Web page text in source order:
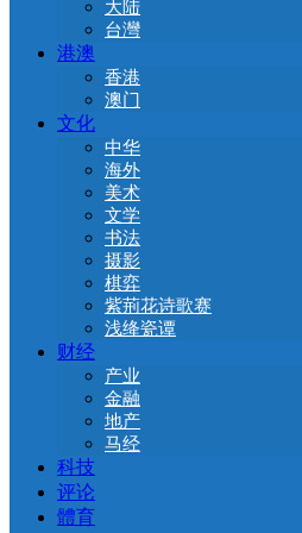
大陆
台灣
港澳
香港
澳门
文化
中华
海外
美术
文学
书法
摄影
棋弈
紫荊花诗歌赛
浅绛瓷谭
财经
产业
金融
地产
马经
科技
评论
體育